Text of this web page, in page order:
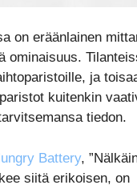
on eräänlainen
ominaisuus.
ja
kuitenkin
tiedon.
Battery,
siitä erikoisen,